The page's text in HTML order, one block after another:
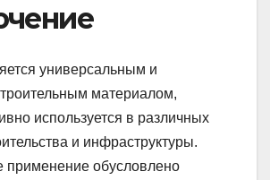
универсальным и
материалом,
используется в различных
и инфраструктуры.
применение обусловлено